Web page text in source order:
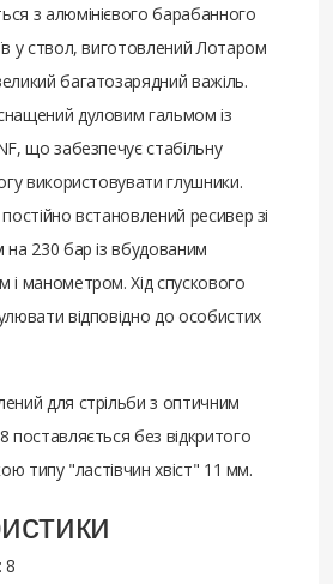
з алюмінієвого барабанного
у ствол, виготовлений Лотаром
багатозарядний важіль.
дуловим гальмом із
що забезпечує стабільну
використовувати глушники.
встановлений ресивер зі
на 230 бар із вбудованим
і манометром. Хід спускового
відповідно до особистих
для стрільби з оптичним
поставляється без відкритого
типу "ластівчин хвіст" 11 мм.
8